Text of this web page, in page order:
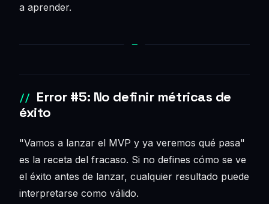
a aprender.
Error #5: No definir métricas de
éxito
"Vamos a lanzar el MVP y ya veremos qué pasa"
es la receta del fracaso. Si no defines cómo se ve
el éxito antes de lanzar, cualquier resultado puede
interpretarse como válido.